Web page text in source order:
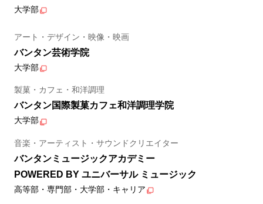
大学部
アート・デザイン・映像・映画
バンタン芸術学院
大学部
製菓・カフェ・和洋調理
バンタン国際製菓カフェ和洋調理学院
大学部
音楽・アーティスト・サウンドクリエイター
バンタンミュージックアカデミー
POWERED BY ユニバーサル ミュージック
高等部・専門部・大学部・キャリア